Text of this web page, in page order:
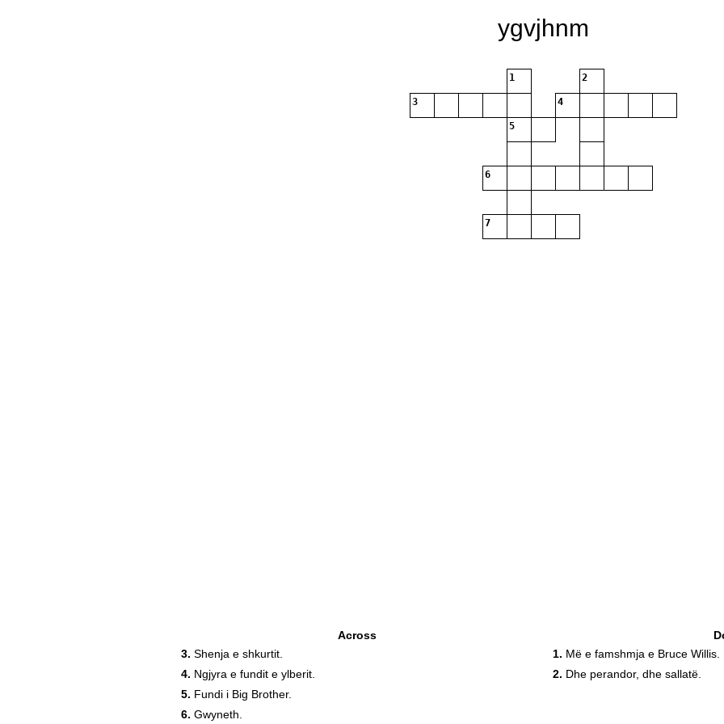
ygvjhnm
1 2
3 4
5
6
7
Across
3. Shenja e shkurtit.
4. Ngjyra e fundit e ylberit.
5. Fundi i Big Brother.
6. Gwyneth.
1. Më e famshmja e Bruce Willis.
2. Dhe perandor, dhe sallatë.